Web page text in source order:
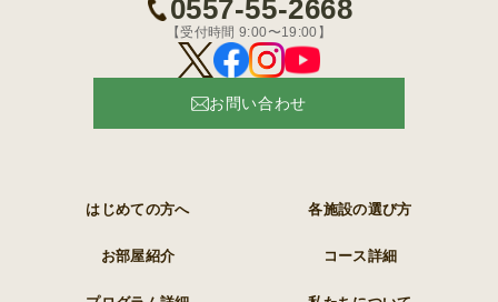
0557-55-2668
【受付時間 9:00〜19:00】
お問い合わせ
はじめての方へ 各施設の選び方
お部屋紹介 コース詳細